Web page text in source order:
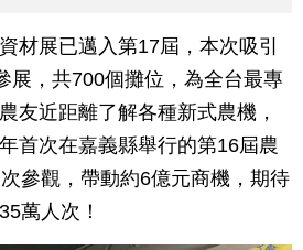
材展已邁入第17屆，本次吸引
展，共700個攤位，為全台最專
友近距離了解各種新式農機，
首次在嘉義縣舉行的第16屆農
參觀，帶動約6億元商機，期待
萬人次！